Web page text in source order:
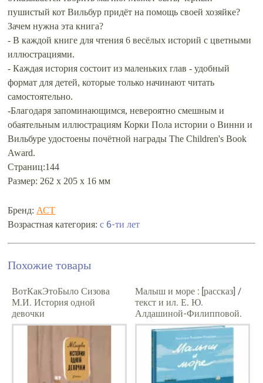
пушистый кот Вильбур придёт на помощь своей хозяйке?
Зачем нужна эта книга?
- В каждой книге для чтения 6 весёлых историй с цветными
иллюстрациями.
- Каждая история состоит из маленьких глав - удобный
формат для детей, которые только начинают читать
самостоятельно.
-Благодаря запоминающимся, невероятно смешным и
обаятельным иллюстрациям Корки Пола истории о Винни и
Вильбуре удостоены почётной награды The Children's Book
Award.
Страниц:144
Размер: 262 x 205 x 16 мм
Бренд: АСТ
Возрастная категория:с 6-ти лет
Похожие товары
ВотКакЭтоБыло Сизова
М.И. История одной
девочки
Малыш и море : [рассказ] /
текст и ил. Е. Ю.
Алдашиной-Филипповой.
— М. : Нигма, 2023. — 40 с.